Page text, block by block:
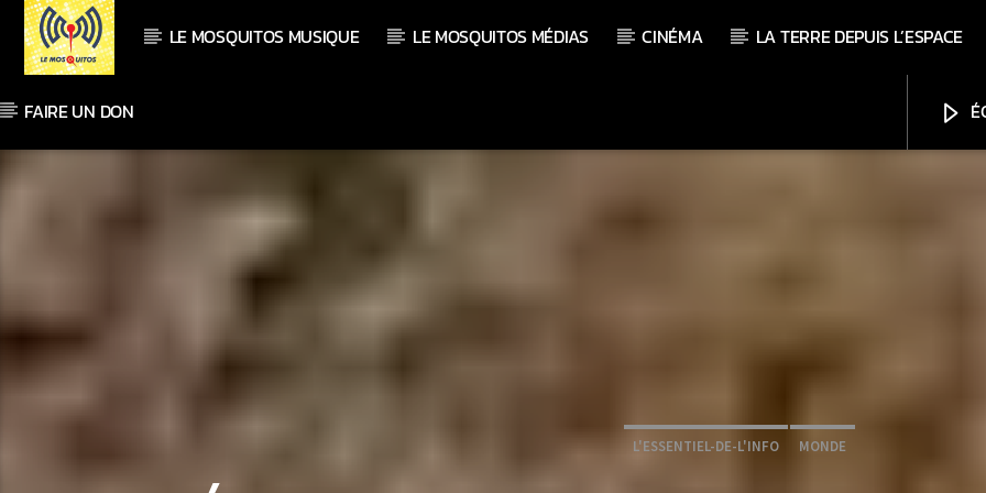
LE MOSQUITOS MUSIQUE LE MOSQUITOS MÉDIAS CINÉMA LA TERRE DEPUIS L’ESPACE
FAIRE UN DON
Titre
L'ESSENTIEL-DE-L'INFO MONDE